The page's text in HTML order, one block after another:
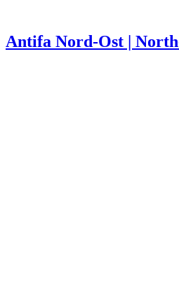
Antifa Nord-Ost |